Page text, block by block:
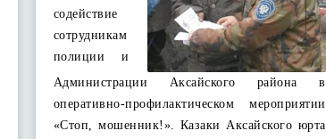
содействие
сотрудникам
полиции и
Администрации Аксайского района в
оперативно-профилактическом мероприятии
«Стоп, мошенник!». Казаки Аксайского юрта